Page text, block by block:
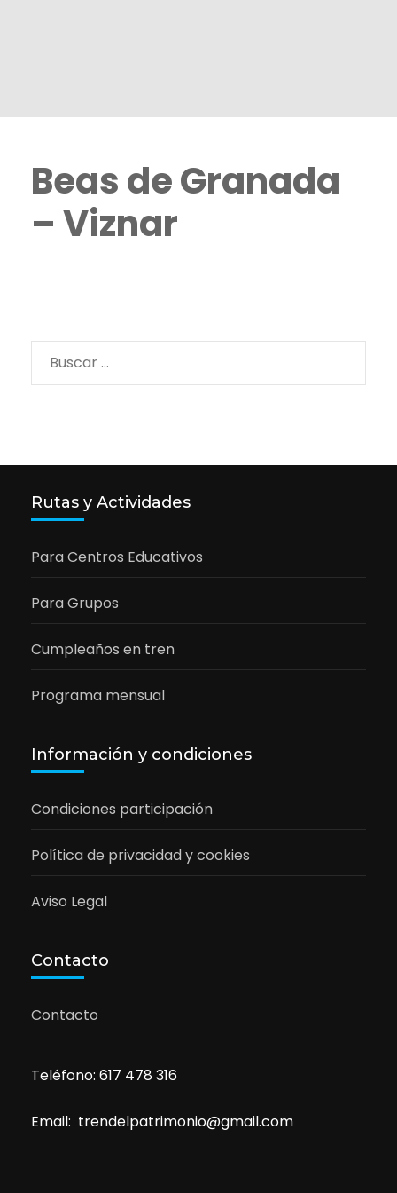
Beas de Granada
– Viznar
Buscar:
Rutas y Actividades
Para Centros Educativos
Para Grupos
Cumpleaños en tren
Programa mensual
Información y condiciones
Condiciones participación
Política de privacidad y cookies
Aviso Legal
Contacto
Contacto
Teléfono: 617 478 316
Email: trendelpatrimonio@gmail.com